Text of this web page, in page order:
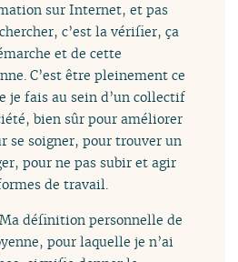
sur Internet, et pas
c’est la vérifier, ça
et de cette
C’est être pleinement ce
je fais au sein d’un collectif
bien sûr pour améliorer
se soigner, pour trouver un
pour ne pas subir et agir
de travail.
Ma définition personnelle de
pour laquelle je n’ai